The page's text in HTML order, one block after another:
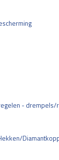
- drempels/